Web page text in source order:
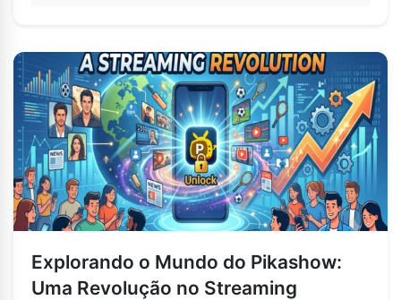
Explorando o Mundo do Pikashow:
Uma Revolução no Streaming